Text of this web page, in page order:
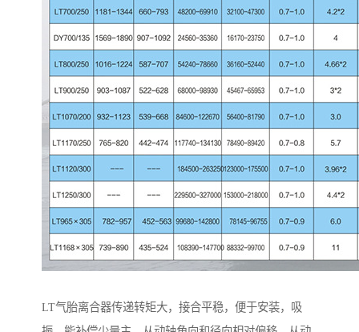
LT气胎离合器传递转矩大，接合平稳，便于安装，吸